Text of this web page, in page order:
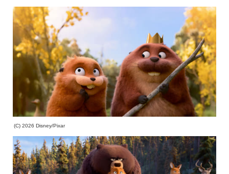
(C) 2026 Disney/Pixar